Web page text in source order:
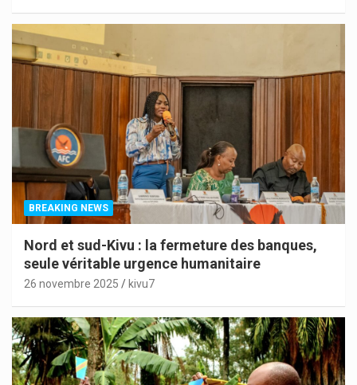
BREAKING NEWS
Nord et sud-Kivu : la fermeture des banques,
seule véritable urgence humanitaire
26 novembre 2025 kivu7